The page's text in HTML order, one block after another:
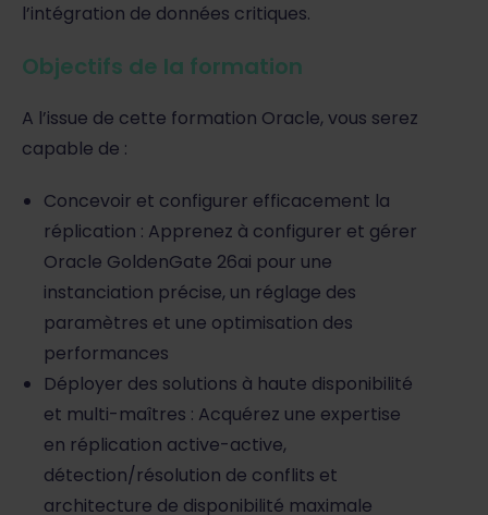
l’intégration de données critiques.
Objectifs de la formation
A l’issue de cette formation Oracle, vous serez
capable de :
Concevoir et configurer efficacement la
réplication : Apprenez à configurer et gérer
Oracle GoldenGate 26ai pour une
instanciation précise, un réglage des
paramètres et une optimisation des
performances
Déployer des solutions à haute disponibilité
et multi-maîtres : Acquérez une expertise
en réplication active-active,
détection/résolution de conflits et
architecture de disponibilité maximale